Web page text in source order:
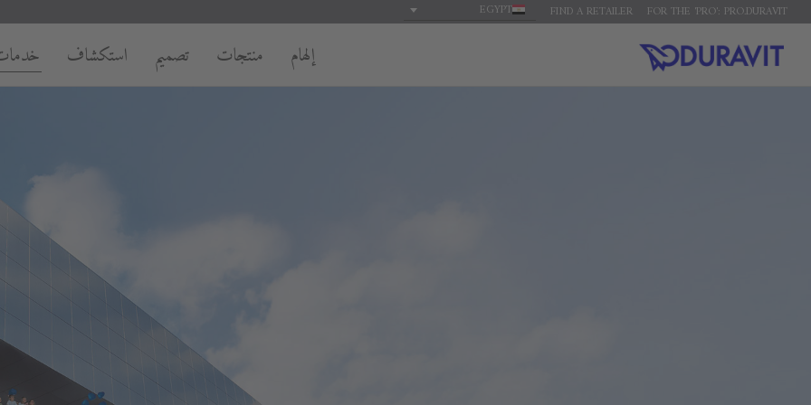
FOR THE 'PRO': PRO.DURAVIT
FIND A RETAILER
EGYPT
إلهام منتجات تصميم استكشاف